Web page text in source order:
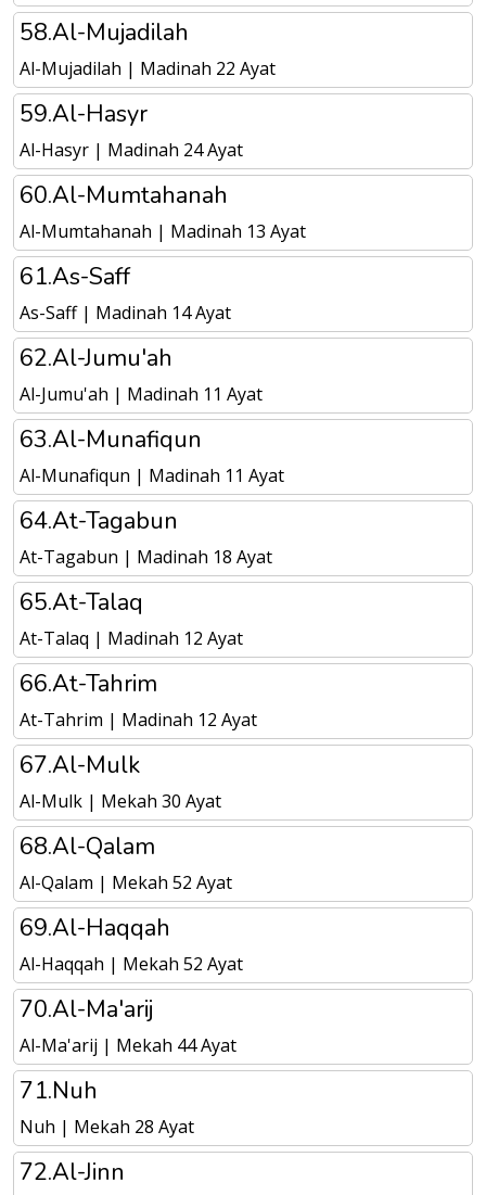
58.Al-Mujadilah
Al-Mujadilah | Madinah 22 Ayat
59.Al-Hasyr
Al-Hasyr | Madinah 24 Ayat
60.Al-Mumtahanah
Al-Mumtahanah | Madinah 13 Ayat
61.As-Saff
As-Saff | Madinah 14 Ayat
62.Al-Jumu'ah
Al-Jumu'ah | Madinah 11 Ayat
63.Al-Munafiqun
Al-Munafiqun | Madinah 11 Ayat
64.At-Tagabun
At-Tagabun | Madinah 18 Ayat
65.At-Talaq
At-Talaq | Madinah 12 Ayat
66.At-Tahrim
At-Tahrim | Madinah 12 Ayat
67.Al-Mulk
Al-Mulk | Mekah 30 Ayat
68.Al-Qalam
Al-Qalam | Mekah 52 Ayat
69.Al-Haqqah
Al-Haqqah | Mekah 52 Ayat
70.Al-Ma'arij
Al-Ma'arij | Mekah 44 Ayat
71.Nuh
Nuh | Mekah 28 Ayat
72.Al-Jinn